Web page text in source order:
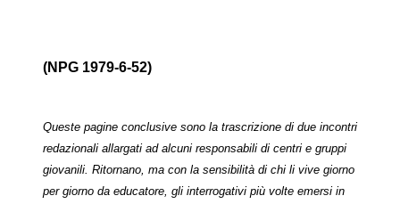
(NPG 1979-6-52)
Queste pagine conclusive sono la trascrizione di due incontri
redazionali allargati ad alcuni responsabili di centri e gruppi
giovanili. Ritornano, ma con la sensibilità di chi li vive giorno
per giorno da educatore, gli interrogativi più volte emersi in